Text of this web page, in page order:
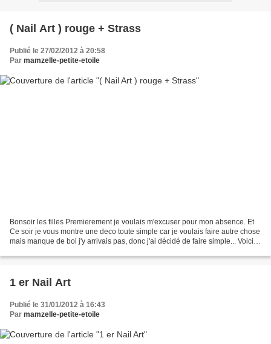
( Nail Art ) rouge + Strass
Publié le 27/02/2012 à 20:58
Par mamzelle-petite-etoile
Bonsoir les filles Premierement je voulais m'excuser pour mon absence. Et
Ce soir je vous montre une deco toute simple car je voulais faire autre chose
mais manque de bol j'y arrivais pas, donc j'ai décidé de faire simple... Voici
1 er Nail Art
Publié le 31/01/2012 à 16:43
Par mamzelle-petite-etoile